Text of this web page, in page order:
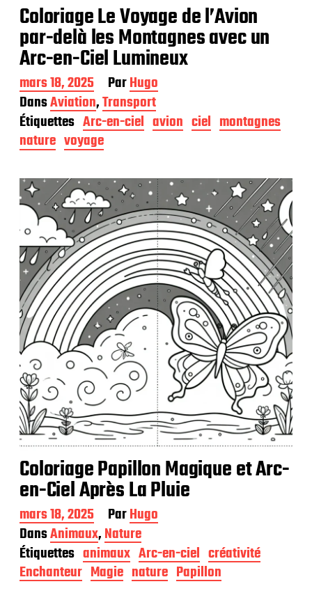
Coloriage Le Voyage de l’Avion
par-delà les Montagnes avec un
Arc-en-Ciel Lumineux
D
a
t
e
d
e
u
b
l
c
a
t
i
o
n
mars 18, 2025 ParHugo
DansAviation,Transport
Étiquettes Arc-en-ciel avion ciel montagnes
nature voyage
Coloriage Papillon Magique et Arc-
en-Ciel Après La Pluie
D
a
t
e
d
e
mars 18, 2025 ParHugo
DansAnimaux,Nature
Étiquettes animaux Arc-en-ciel créativité
Enchanteur Magie nature Papillon